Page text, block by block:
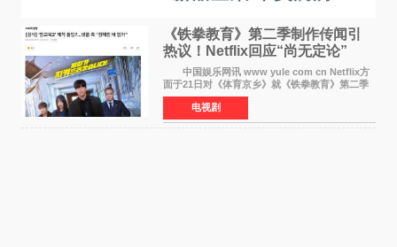
《铁拳教育》第二季制作传闻引
热议！Netflix回应“尚无定论”
中国娱乐网讯 www yule com cn Netflix方
面于21日对《体育京乡》就《铁拳教育》第二季
制作传闻划清界限，表示尚无定论。然而，业界
却有传闻称已就《铁拳教育》第二季的制作展开
了讨论——《
电视剧